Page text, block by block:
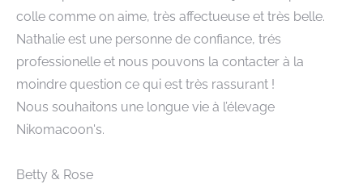
colle comme on aime, très affectueuse et très belle.
Nathalie est une personne de confiance, trés
professionelle et nous pouvons la contacter à la
moindre question ce qui est très rassurant !
Nous souhaitons une longue vie à l’élevage
Nikomacoon's.
Betty & Rose